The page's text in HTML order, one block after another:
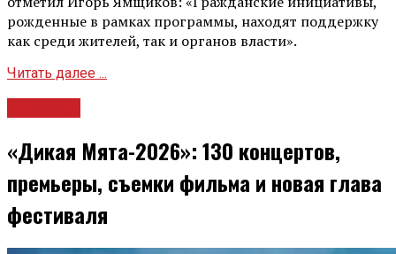
рожденные в рамках программы, находят поддержку
как среди жителей, так и органов власти».
Читать далее ...
«Дикая Мята-2026»: 130 концертов,
премьеры, съемки фильма и новая глава
фестиваля